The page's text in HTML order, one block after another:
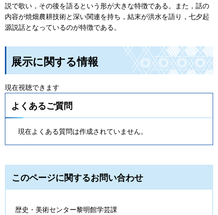
説で歌い，その後を語るという形が大きな特徴である。また，話の
内容が焼畑農耕技術と深い関連を持ち，結末が洪水を語り，七夕起
源説話となっているのが特徴である。
展示に関する情報
現在視聴できます
よくあるご質問
現在よくある質問は作成されていません。
このページに関するお問い合わせ
歴史・美術センター黎明館学芸課